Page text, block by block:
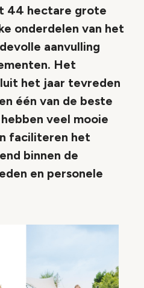
44 hectare grote
onderdelen van het
aanvulling
Het
het jaar tevreden
één van de beste
veel mooie
faciliteren het
binnen de
en personele